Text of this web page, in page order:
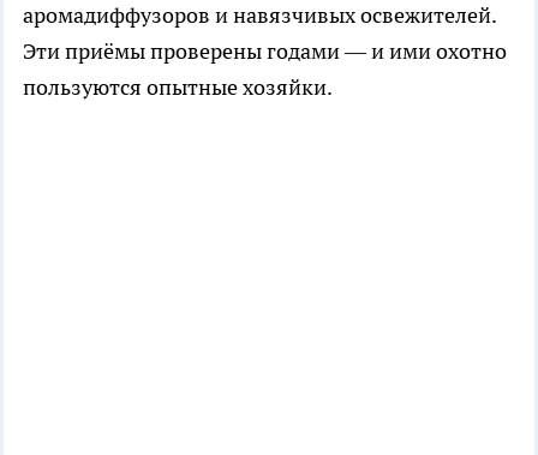
аромадиффузоров и навязчивых освежителей.
Эти приёмы проверены годами — и ими охотно
пользуются опытные хозяйки.